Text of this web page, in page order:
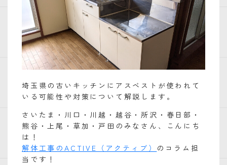
埼玉県の古いキッチンにアスベストが使われて
いる可能性や対策について解説します。
さいたま・川口・川越・越谷・所沢・春日部・
熊谷・上尾・草加・戸田のみなさん、こんにち
は！
解体工事のACTIVE（アクティブ） のコラム担
当です！